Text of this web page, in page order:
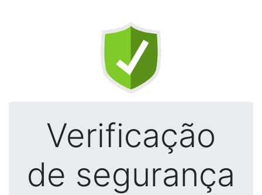
Verificação
de segurança